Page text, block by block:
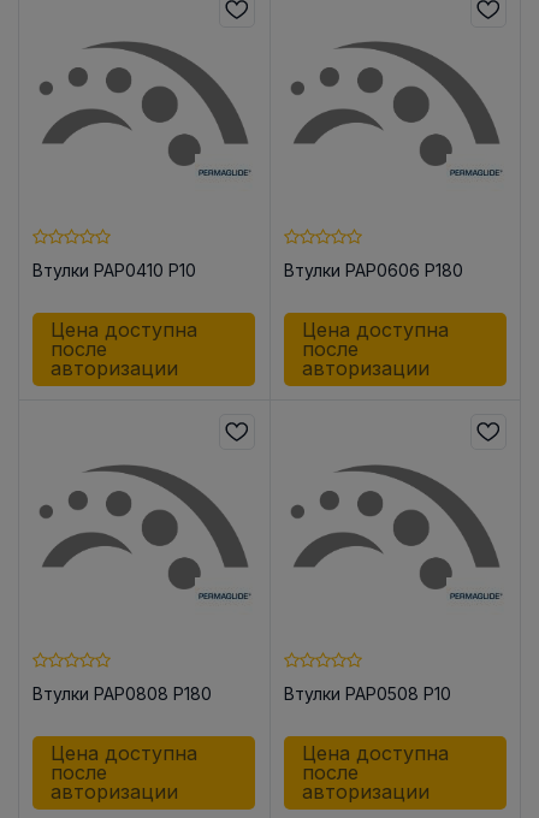
Втулки PAP0410 P10
Цена доступна
после
авторизации
Втулки PAP0606 P180
Цена доступна
после
авторизации
Втулки PAP0808 P180
Цена доступна
после
авторизации
Втулки PAP0508 P10
Цена доступна
после
авторизации